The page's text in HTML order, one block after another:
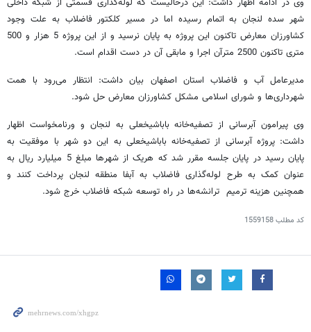
وی در ادامه اظهار داشت: این درحالیست که لوله‌گذاری قسمتی از شبکه داخلی
شهر سده لنجان به اتمام رسیده اما در مسیر کلکتور فاضلاب به علت وجود
کشاورزان معارض تاکنون این پروژه به پایان نرسید و از این پروژه 5 هزار و 500
متری تاکنون 2500 مترآن اجرا و مابقی آن در دست اقدام است.
مدیرعامل آب و فاضلاب استان اصفهان بیان داشت: انتظار می‌رود با همت
شهرداری‌ها و شورای اسلامی مشکل کشاورزان معارض حل شود.
وی پیرامون آبرسانی از تصفیه‌خانه باباشیخعلی به لنجان و ورنامخواست اظهار
داشت: پروژه آبرسانی از تصفیه‌خانه باباشیخعلی به این دو شهر با موفقیت به
پایان رسید در پایان جلسه مقرر شد که هریک از شهرها مبلغ 5 میلیارد ریال به
عنوان کمک به طرح لوله‌گذاری فاضلاب به آبفا منطقه لنجان پرداخت کنند و
همچنین هزینه ترمیم ترانشه‌ها در راه توسعه شبکه فاضلاب خرج شود.
کد مطلب1559158